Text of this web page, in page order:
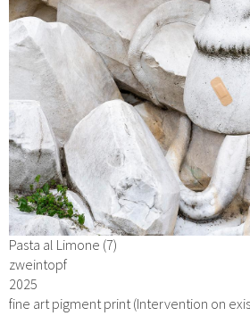
Pasta al Limone (7)
zweintopf
2025
fine art pigment print (Intervention on